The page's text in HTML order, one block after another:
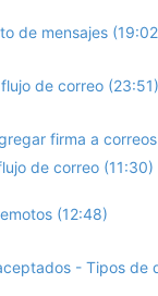
de mensajes
de correo (23:51)
firma a
de correo (11:30)
(12:48)
- Tipos de